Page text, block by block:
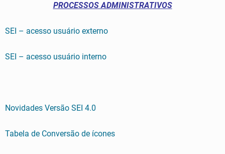
PROCESSOS ADMINISTRATIVOS
SEI – acesso usuário externo
SEI – acesso usuário interno
Novidades Versão SEI 4.0
Tabela de Conversão de ícones